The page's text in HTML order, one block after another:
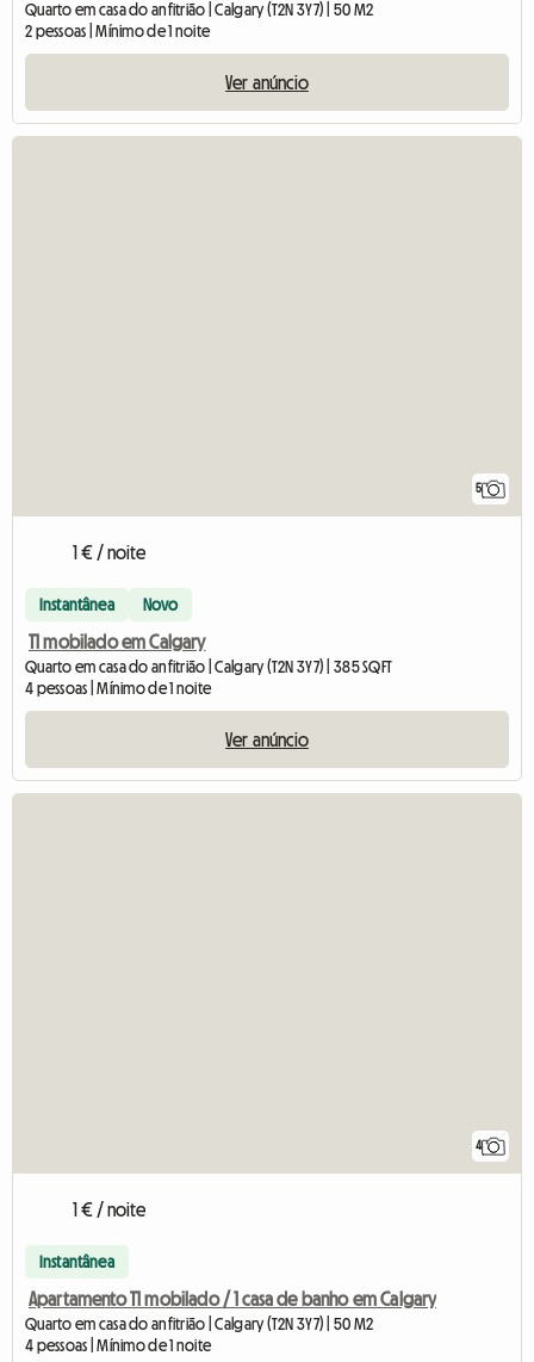
Quarto em casa do anfitrião | Calgary (T2N 3Y7) | 50 M2
2 pessoas | Mínimo de 1 noite
Ver anúncio
5
1 € / noite
Instantânea Novo
T1 mobilado em Calgary
Quarto em casa do anfitrião | Calgary (T2N 3Y7) | 385 SQFT
4 pessoas | Mínimo de 1 noite
Ver anúncio
4
1 € / noite
Instantânea
Apartamento T1 mobilado / 1 casa de banho em Calgary
Quarto em casa do anfitrião | Calgary (T2N 3Y7) | 50 M2
4 pessoas | Mínimo de 1 noite